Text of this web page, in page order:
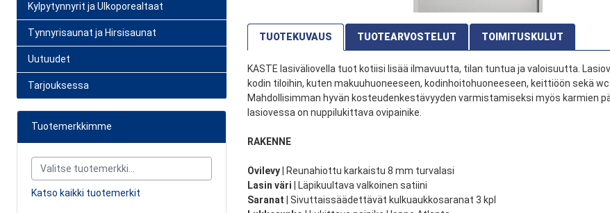
Kylpytynnyrit ja Ulkoporealtaat
Tynnyrisaunat ja Hirsisaunat
Uutuudet
Tarjouksessa
Tuotemerkkimme
Katso kaikki tuotemerkit
TUOTEKUVAUS TUOTEARVOSTELUT TOIMITUSKULUT
KASTE lasiväliovella tuot kotiisi lisää ilmavuutta, tilan tuntua ja valoisuutta.
kodin tiloihin, kuten makuuhuoneeseen, kodinhoitohuoneeseen, keittiöön sekä
Mahdollisimman hyvän kosteudenkestävyyden varmistamiseksi myös karmien
lasiovessa on nuppilukittava ovipainike.
RAKENNE
Ovilevy
| Reunahiottu karkaistu 8 mm turvalasi
Lasin väri | Läpikuultava valkoinen satiini
Saranat | Sivuttaissäädettävät kulkuaukkosaranat 3 kpl